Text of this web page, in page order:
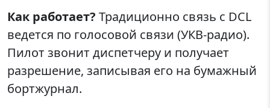
Как работает? Традиционно связь с DCL
ведется по голосовой связи (УКВ-радио).
Пилот звонит диспетчеру и получает
разрешение, записывая его на бумажный
бортжурнал.